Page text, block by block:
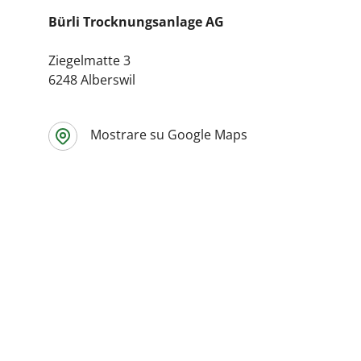
Bürli Trocknungsanlage AG
Ziegelmatte 3
6248 Alberswil
Mostrare su Google Maps